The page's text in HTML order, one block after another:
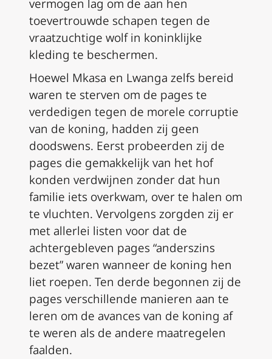
vermogen lag om de aan hen
toevertrouwde schapen tegen de
vraatzuchtige wolf in koninklijke
kleding te beschermen.
Hoewel Mkasa en Lwanga zelfs bereid
waren te sterven om de pages te
verdedigen tegen de morele corruptie
van de koning, hadden zij geen
doodswens. Eerst probeerden zij de
pages die gemakkelijk van het hof
konden verdwijnen zonder dat hun
familie iets overkwam, over te halen om
te vluchten. Vervolgens zorgden zij er
met allerlei listen voor dat de
achtergebleven pages “anderszins
bezet” waren wanneer de koning hen
liet roepen. Ten derde begonnen zij de
pages verschillende manieren aan te
leren om de avances van de koning af
te weren als de andere maatregelen
faalden.